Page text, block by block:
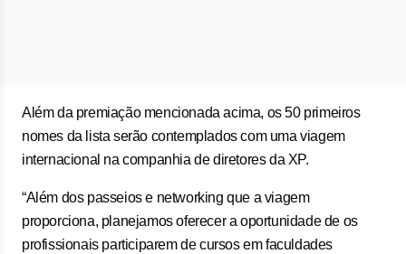
Além da premiação mencionada acima, os 50 primeiros
nomes da lista serão contemplados com uma viagem
internacional na companhia de diretores da XP.
“Além dos passeios e networking que a viagem
proporciona, planejamos oferecer a oportunidade de os
profissionais participarem de cursos em faculdades